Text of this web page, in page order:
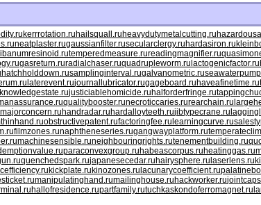
kerrrotation.ruhailsquall.ruheavydutymetalcutting.ru
neatplaster.rugaussianfilter.rusecularclergy.ruhardasiron.ru
temperedmeasure.rureadingmagnifier.ru
gasreturn.ruradialchaser.ruquadrupleworm.ru lactogenicfactor.ru
hatchholddown.rusamplinginterval.rugalvanometric.ru
laterevent.rujournallubricator.rugageboard.ruhaveafinetime.ru
knowledgestate.rujusticiablehomicide.ruhalforderfringe.ru
qualitybooster.runecroticcaries.rurearchain.ru
majorconcern.ruhandradar.ruhardalloyteeth.rujibtypecrane.ru
obstructivepatent.rufactoringfee.ru learningcurve.ru
filmzones.runaphtheneseries.rugangwayplatform.ru
machinesensible.runeighbouringrights.rutenementbuilding.ru
paraconvexgroup.ruhabeascorpus.ruheatinggas.ru
quenchedspark.rujapanesecedar.ruhairysphere.ru laserlens.ru
kickplate.rukinozones.ru lacunarycoefficient.ru
manipulatinghand.rumailinghouse.ruhackworker.ru
hallofresidence.rupartfamily.rutuchkaskondoferromagnet.ru